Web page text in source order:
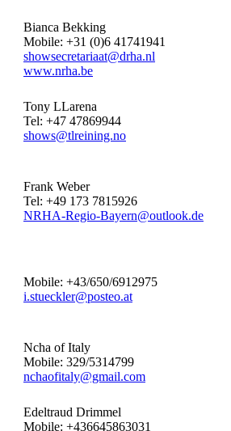
Bianca Bekking
Mobile: +31 (0)6 41741941
showsecretariaat@drha.nl
www.nrha.be
Tony LLarena
Tel: +47 47869944
shows@tlreining.no
Frank Weber
Tel: +49 173 7815926
NRHA-Regio-Bayern@outlook.de
Mobile: +43/650/6912975
i.stueckler@posteo.at
Ncha of Italy
Mobile: 329/5314799
nchaofitaly@gmail.com
Edeltraud Drimmel
Mobile: +436645863031